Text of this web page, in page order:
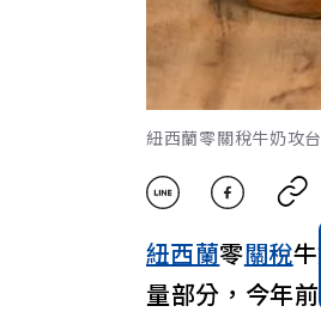
紐西蘭零關稅牛奶攻
紐西蘭零關稅
量部分，今年